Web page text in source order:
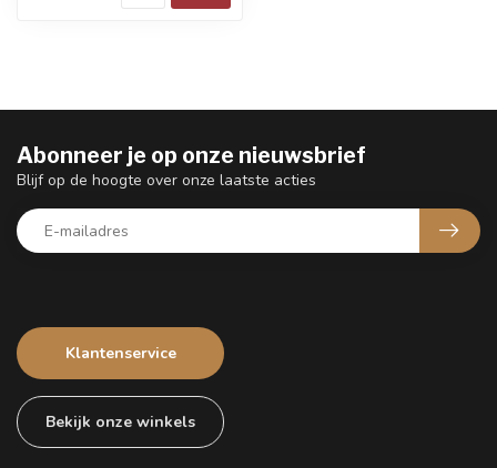
Klantenservice
Bekijk onze winkels
Abonneer je op onze nieuwsbrief
Blijf op de hoogte over onze laatste acties